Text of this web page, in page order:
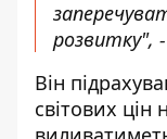
розвитку",
Він
світових цін